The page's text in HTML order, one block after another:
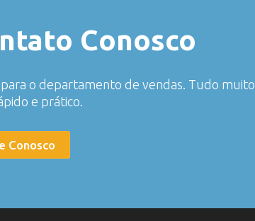
Conosco
o departamento de vendas. Tudo muito
e prático.
Conosco